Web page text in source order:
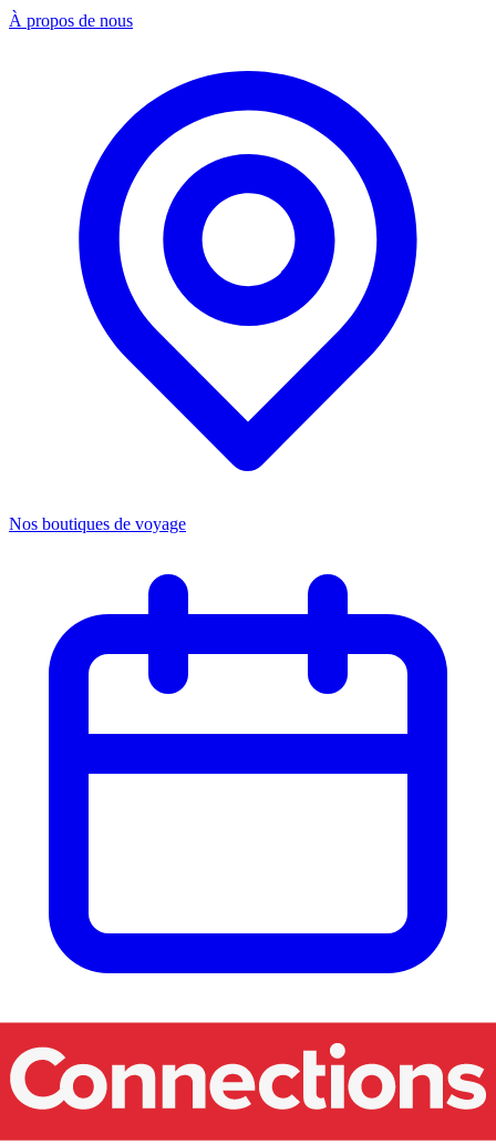
À propos de nous
Nos boutiques de voyage
Nos événements